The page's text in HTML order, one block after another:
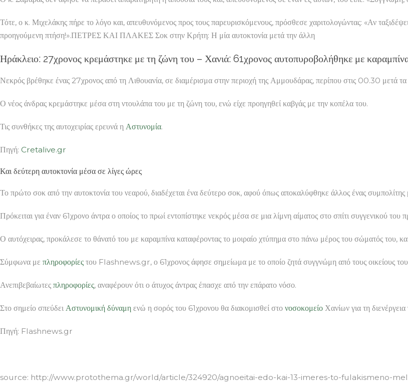
Τότε, ο κ. Μιχελάκης πήρε το λόγο και, απευθυνόμενος προς τους παρευρισκόμενους, πρόσθεσε χαριτολογώντας: «Αν
προηγούμενη πτήση!».ΠΕΤΡΕΣ ΚΑΙ ΠΛΑΚΕΣ Σοκ στην Κρήτη: Η μία αυτοκτονία μετά την άλλη
Ηράκλειο: 27χρονος κρεμάστηκε με τη ζώνη του – Χανιά: 61χρονος αυτοπυροβολήθηκε με
Νεκρός βρέθηκε ένας 27χρονος από τη Λιθουανία, σε διαμέρισμα στην περιοχή της Αμμουδάρας, περίπου στις 00.30 μετά
Ο νέος άνδρας κρεμάστηκε μέσα στη ντουλάπα του με τη ζώνη του, ενώ είχε προηγηθεί καβγάς με την κοπέλα του.
Τις συνθήκες της αυτοχειρίας ερευνά η Αστυνομία.
Πηγή: Cretalive.gr
Και δεύτερη αυτοκτονία μέσα σε λίγες ώρες
Το πρώτο σοκ από την αυτοκτονία του νεαρού, διαδέχεται ένα δεύτερο σοκ, αφού όπως αποκαλύφθηκε άλλος ένας
Πρόκειται για έναν 61χρονο άντρα ο οποίος το πρωί εντοπίστηκε νεκρός μέσα σε μια λίμνη αίματος στο σπίτι
Ο αυτόχειρας, προκάλεσε το θάνατό του με καραμπίνα καταφέροντας το μοιραίο χτύπημα στο πάνω μέρος του σώματός του,
Σύμφωνα με πληροφορίες του Flashnews.gr, ο 61χρονος άφησε σημείωμα με το οποίο ζητά συγγνώμη από τους οικείους του
Ανεπιβεβαίωτες πληροφορίες, αναφέρουν ότι ο άτυχος άντρας έπασχε από την επάρατο νόσο.
Στο σημείο σπεύδει Αστυνομική δύναμη ενώ η σορός του 61χρονου θα διακομισθεί στο νοσοκομείο Χανίων για τη
Πηγή: Flashnews.gr
source: http://www.protothema.gr/world/article/324920/agnoeitai-edo-kai-13-imeres-to-fulakismeno-